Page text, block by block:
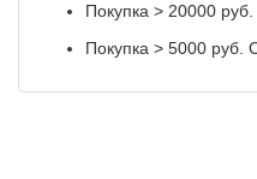
Покупка > 20000
Покупка > 5000 руб.